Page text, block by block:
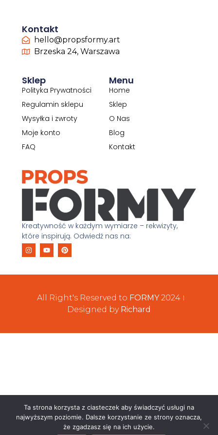
Kreatywność w każdym wymiarze – rekwizyty,
które inspirują. Odwiedź nas na:
Menu
Home
Sklep
O Nas
Blog
Kontakt
Sklep
Polityka Prywatności
Regulamin sklepu
Wysyłka i zwroty
Moje konto
FAQ
Kontakt
hello@propsformy.art
Brzeska 24, Warszawa
All Right's Reserved to FORMY2024
Designed by Richard
Ta strona korzysta z ciasteczek aby świadczyć usługi na
najwyższym poziomie. Dalsze korzystanie ze strony oznacza,
że zgadzasz się na ich użycie.